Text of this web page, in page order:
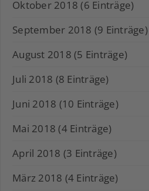
Oktober 2018 (6 Einträge)
September 2018 (9 Einträge)
August 2018 (5 Einträge)
Juli 2018 (8 Einträge)
Juni 2018 (10 Einträge)
Mai 2018 (4 Einträge)
April 2018 (3 Einträge)
März 2018 (4 Einträge)